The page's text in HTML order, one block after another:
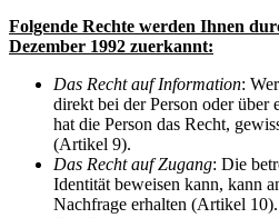
Folgende Rechte werden Ihnen
Dezember 1992 zuerkannt:
Das Recht auf Information:
direkt bei der Person oder über
hat die Person das Recht,
(Artikel 9).
Das Recht auf Zugang: Die
Identität beweisen kann, kann
Nachfrage erhalten (Artikel 10).